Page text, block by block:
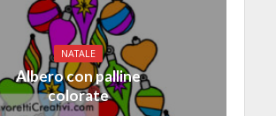
NATALE
Albero con palline
colorate